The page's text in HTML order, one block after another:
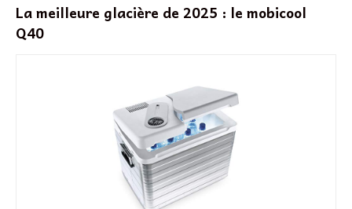
La meilleure glacière de 2025 : le mobicool
Q40